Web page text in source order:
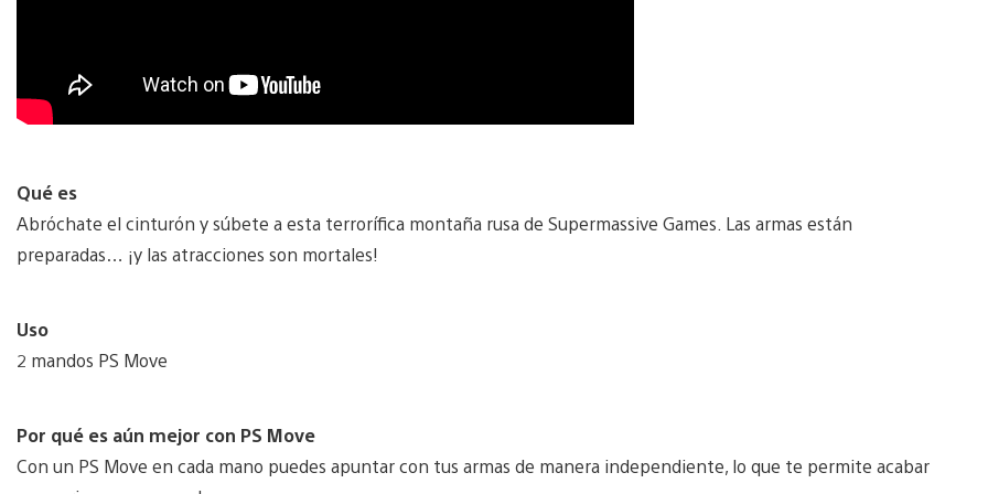
Qué es
Abróchate el cinturón y súbete a esta terrorífica montaña rusa de Supermassive Games. Las armas están
preparadas… ¡y las atracciones son mortales!
Uso
2 mandos PS Move
Por qué es aún mejor con PS Move
Con un PS Move en cada mano puedes apuntar con tus armas de manera independiente, lo que te permite acabar